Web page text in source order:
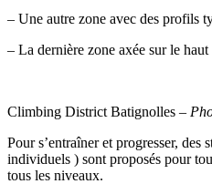
– Une autre zone avec des profils
– La dernière zone axée sur le
Climbing District Batignolles –
Pour s’entraîner et progresser, des
individuels ) sont proposés pour
tous les niveaux.